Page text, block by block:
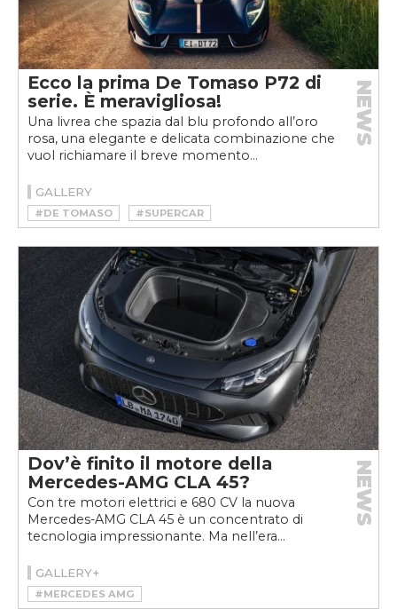
Ecco la prima De Tomaso P72 di
serie. È meravigliosa!
Una livrea che spazia dal blu profondo all’oro
rosa, una elegante e delicata combinazione che
vuol richiamare il breve momento...
NEWS
GALLERY
#DE TOMASO #SUPERCAR
Dov’è finito il motore della
Mercedes-AMG CLA 45?
Con tre motori elettrici e 680 CV la nuova
Mercedes-AMG CLA 45 è un concentrato di
tecnologia impressionante. Ma nell’era...
NEWS
GALLERY+
#MERCEDES AMG